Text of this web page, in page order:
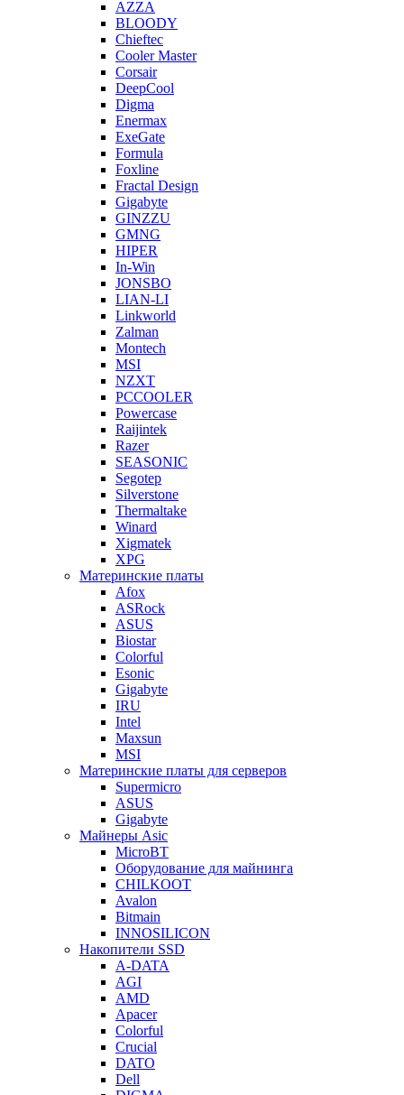
AZZA
BLOODY
Chieftec
Cooler Master
Corsair
DeepCool
Digma
Enermax
ExeGate
Formula
Foxline
Fractal Design
Gigabyte
GINZZU
GMNG
HIPER
In-Win
JONSBO
LIAN-LI
Linkworld
Zalman
Montech
MSI
NZXT
PCCOOLER
Powercase
Raijintek
Razer
SEASONIC
Segotep
Silverstone
Thermaltake
Winard
Xigmatek
XPG
Материнские платы
Afox
ASRock
ASUS
Biostar
Colorful
Esonic
Gigabyte
IRU
Intel
Maxsun
MSI
Материнские платы для серверов
Supermicro
ASUS
Gigabyte
Майнеры Asic
MicroBT
Оборудование для майнинга
CHILKOOT
Avalon
Bitmain
INNOSILICON
Накопители SSD
A-DATA
AGI
AMD
Apacer
Colorful
Crucial
DATO
Dell